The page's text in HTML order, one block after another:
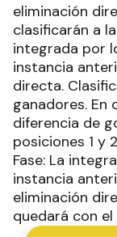
eliminación
clasificarán a
integrada por
instancia
directa.
ganadores.
diferencia de
posiciones 1 y
Fase: La
instancia
eliminación
quedará con el